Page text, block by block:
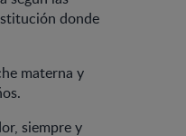
donde
materna y
siempre y